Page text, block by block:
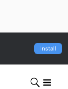
Install